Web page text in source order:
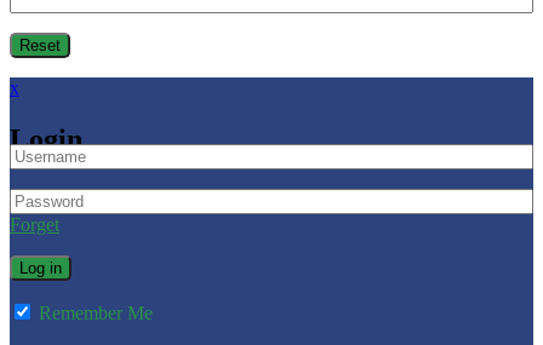
x
Login
Forget
Remember Me